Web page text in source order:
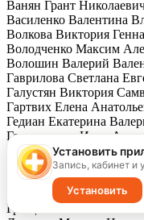
Ванян Грант
Василенко Валентина
Волкова Виктория
Володченко Максим
Волошин Валерий
Гаврилова Светлана
Галустян Виктория
Гартвих Елена
Гедиан Екатерина
Герасименко Иван
Герасимова Татьяна
Гордеев Юрий
Григорян Карина
Гринев Станислав
Грищенко Константин
Установить
Запись, кабинет и
Установить